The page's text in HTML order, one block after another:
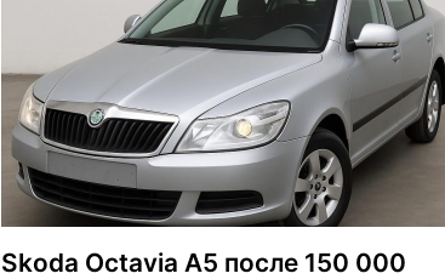
Skoda Octavia A5 после 150 000